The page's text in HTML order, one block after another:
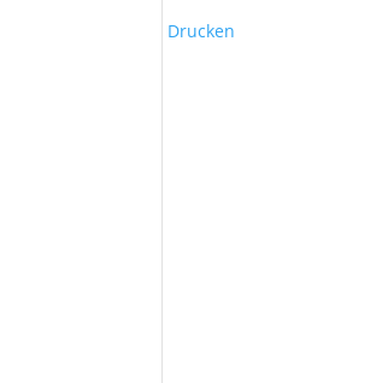
Drucken